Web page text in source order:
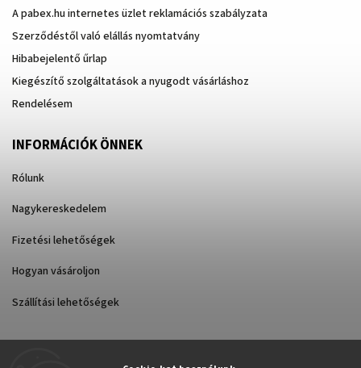
A pabex.hu internetes üzlet reklamációs szabályzata
Szerződéstől való elállás nyomtatvány
Hibabejelentő űrlap
Kiegészítő szolgáltatások a nyugodt vásárláshoz
Rendelésem
INFORMÁCIÓK ÖNNEK
Rólunk
Nagykereskedelem
Fizetési lehetőségek
Hogyan vásároljon
Szállítási lehetőségek